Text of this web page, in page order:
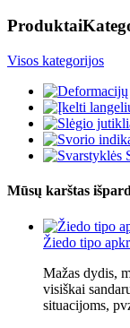
Produktai
Visos kategorijos
Mūsų karštas
Žiedo tipo
Mažas dydis,
visiškai
situacijoms,